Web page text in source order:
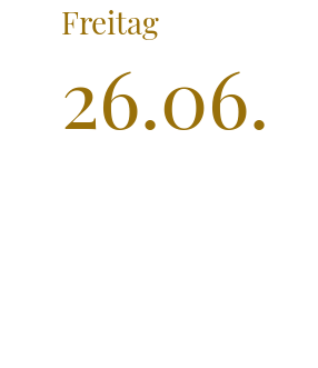
Freitag
26.06.